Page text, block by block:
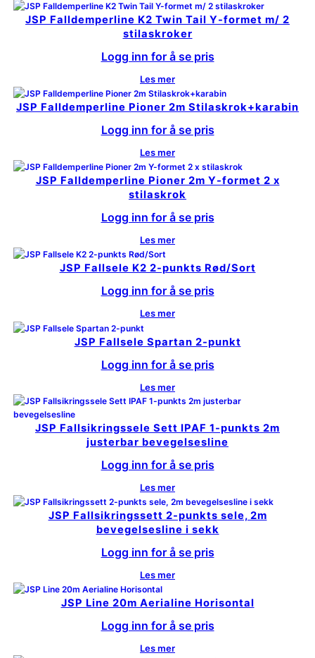
JSP Falldemperline K2 Twin Tail Y-formet m/ 2
stilaskroker
Logg inn for å se pris
Les mer
JSP Falldemperline Pioner 2m Stilaskrok+karabin
Logg inn for å se pris
Les mer
JSP Falldemperline Pioner 2m Y-formet 2 x
stilaskrok
Logg inn for å se pris
Les mer
JSP Fallsele K2 2-punkts Rød/Sort
Logg inn for å se pris
Les mer
JSP Fallsele Spartan 2-punkt
Logg inn for å se pris
Les mer
JSP Fallsikringssele Sett IPAF 1-punkts 2m
justerbar bevegelsesline
Logg inn for å se pris
Les mer
JSP Fallsikringssett 2-punkts sele, 2m
bevegelsesline i sekk
Logg inn for å se pris
Les mer
JSP Line 20m Aerialine Horisontal
Logg inn for å se pris
Les mer